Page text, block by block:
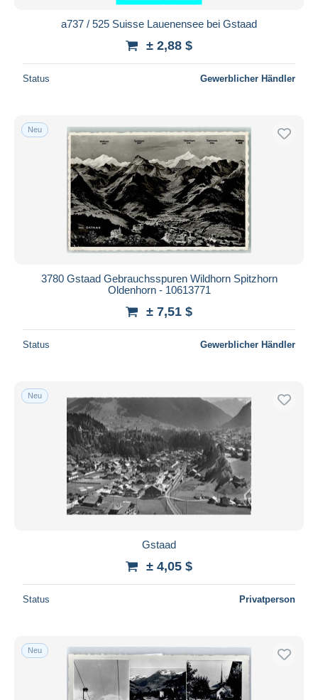
a737 / 525 Suisse Lauenensee bei Gstaad
± 2,88 $
Status Gewerblicher Händler
Neu
3780 Gstaad Gebrauchsspuren Wildhorn Spitzhorn
Oldenhorn - 10613771
± 7,51 $
Status Gewerblicher Händler
Neu
Gstaad
± 4,05 $
Status Privatperson
Neu